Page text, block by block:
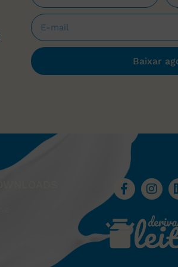
Baixar